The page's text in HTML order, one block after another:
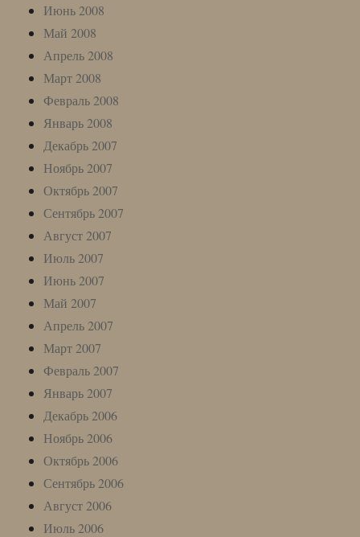
Июнь 2008
Май 2008
Апрель 2008
Март 2008
Февраль 2008
Январь 2008
Декабрь 2007
Ноябрь 2007
Октябрь 2007
Сентябрь 2007
Август 2007
Июль 2007
Июнь 2007
Май 2007
Апрель 2007
Март 2007
Февраль 2007
Январь 2007
Декабрь 2006
Ноябрь 2006
Октябрь 2006
Сентябрь 2006
Август 2006
Июль 2006